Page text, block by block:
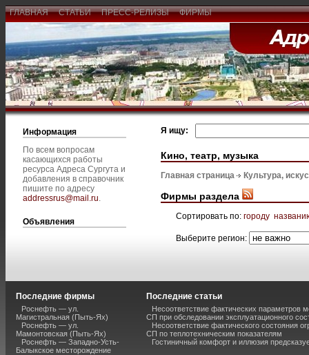
ГЛАВНАЯ СТАТЬИ ПРЕСС-РЕЛИЗЫ ФИРМЫ
Информация
По всем вопросам
касающихся работы
ресурса Адреса Сургута и
добавления в справочник
пишите по адресу
addressrus@mail.ru.
Объявления
Я ищу:
Кино, театр, музыка
Главная страница Культура,
Фирмы раздела
Сортировать по: городу
Выберите регион:
Последние фирмы
Роснефть — ул.
Магистральная (Пыть-Ях)
Роснефть — ул.
Мамонтовская (Пыть-Ях)
Роснефть — Западно-Усть-
Балыкское месторождение
Последние статьи
Несоответствие фактических параметров
СП при обследовании эксплуатационного
Несоответствие фактического состояния
СП по теплотехническим показателям
Гостиничный комфорт и иллюзия